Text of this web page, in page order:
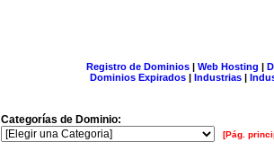
Registro de Dominios| Web Hosting |
Dominios Expirados | Industrias |
Categorías de Dominio:
[Pág.